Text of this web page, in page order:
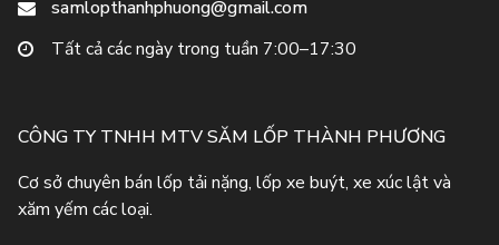
samlopthanhphuong@gmail.com
Tất cả các ngày trong tuần 7:00–17:30
CÔNG TY TNHH MTV SĂM LỐP THÀNH PHƯƠNG
Cơ sở chuyên bán lốp tải nặng, lốp xe buýt, xe xúc lật và
xăm yếm các loại.